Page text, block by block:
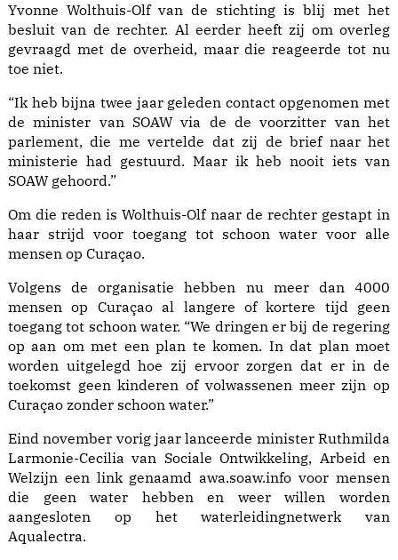
Yvonne Wolthuis-Olf van de stichting is blij met het
besluit van de rechter. Al eerder heeft zij om overleg
gevraagd met de overheid, maar die reageerde tot nu
toe niet.
“Ik heb bijna twee jaar geleden contact opgenomen met
de minister van SOAW via de de voorzitter van het
parlement, die me vertelde dat zij de brief naar het
ministerie had gestuurd. Maar ik heb nooit iets van
SOAW gehoord.”
Om die reden is Wolthuis-Olf naar de rechter gestapt in
haar strijd voor toegang tot schoon water voor alle
mensen op Curaçao.
Volgens de organisatie hebben nu meer dan 4000
mensen op Curaçao al langere of kortere tijd geen
toegang tot schoon water. “We dringen er bij de regering
op aan om met een plan te komen. In dat plan moet
worden uitgelegd hoe zij ervoor zorgen dat er in de
toekomst geen kinderen of volwassenen meer zijn op
Curaçao zonder schoon water.”
Eind november vorig jaar lanceerde minister Ruthmilda
Larmonie-Cecilia van Sociale Ontwikkeling, Arbeid en
Welzijn een link genaamd awa.soaw.info voor mensen
die geen water hebben en weer willen worden
aangesloten op het waterleidingnetwerk van
Aqualectra.